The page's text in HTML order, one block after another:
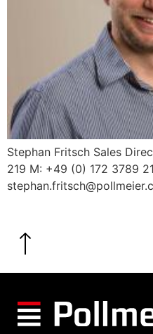
Stephan Fritsch Sales
219 M: +49 (0) 172 3789